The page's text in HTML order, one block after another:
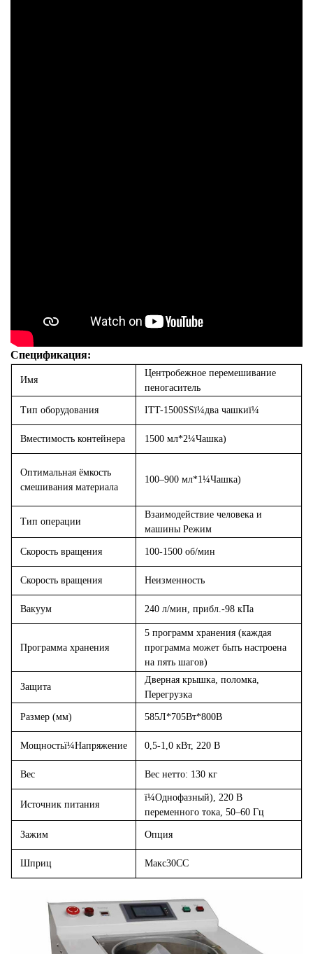
Спецификация:
Имя
Центробежное перемешивание
пеногаситель
Тип оборудования ITT-1500SSï¼два чашкиï¼
Вместимость контейнера 1500 мл*2¼Чашка)
Оптимальная ёмкость
смешивания материала
100–900 мл*1¼Чашка)
Тип операции
Взаимодействие человека и
машины Режим
Скорость вращения 100-1500 об/мин
Скорость вращения Неизменность
Вакуум 240 л/мин, прибл.-98 кПа
Программа хранения
5 программ хранения (каждая
программа может быть настроена
на пять шагов)
Защита
Дверная крышка, поломка,
Перегрузка
Размер (мм) 585Л*705Вт*800В
Мощностьï¼Напряжение 0,5-1,0 кВт, 220 В
Вес Вес нетто: 130 кг
Источник питания
ï¼Однофазный), 220 В
переменного тока, 50–60 Гц
Зажим Опция
Шприц Макс30CC